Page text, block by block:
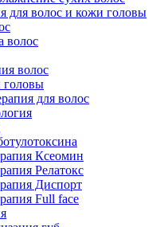
для волос и кожи головы
волос
волос
головы
для волос
Ксеомин
Релатокс
Диспорт
Full face